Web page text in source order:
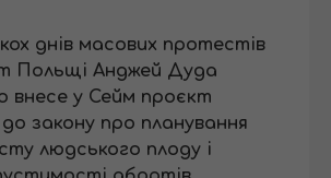
днів масових протестів
Польщі Анджей Дуда
внесе у Сейм проєкт
закону про планування
людського плоду і